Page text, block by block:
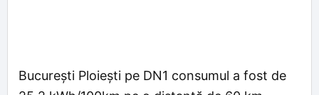
București Ploiești pe DN1 consumul a fost de